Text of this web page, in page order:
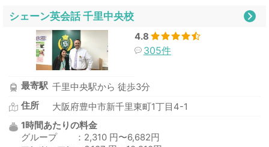
シェーン英会話 千里中央校
4.8
305件
最寄駅 千里中央駅から 徒歩3分
住所
大阪府豊中市新千里東町1丁目4-1
1時間あたりの料金
グループ ：2,310 円〜6,682円